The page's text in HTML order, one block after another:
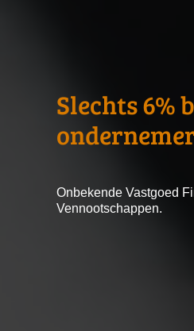
Slechts 6%
Onbekende Vastgoed
Vennootschappen.